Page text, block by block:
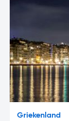
Griekenland